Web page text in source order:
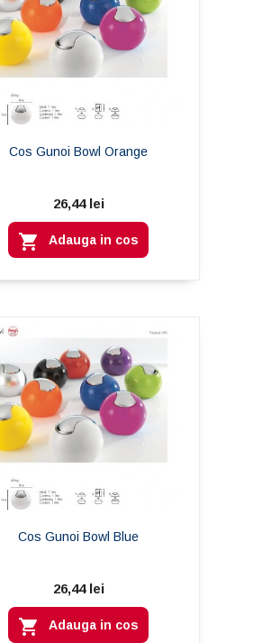
Cos Gunoi Bowl Orange
26,44 lei
 Adauga in cos
Cos Gunoi Bowl Blue
26,44 lei
 Adauga in cos